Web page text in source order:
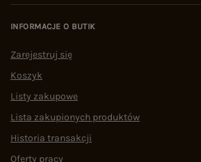
INFORMACJE O BUTIK
Zarejestruj się
Koszyk
Listy zakupowe
Lista zakupionych produktów
Historia transakcji
Oferty pracy